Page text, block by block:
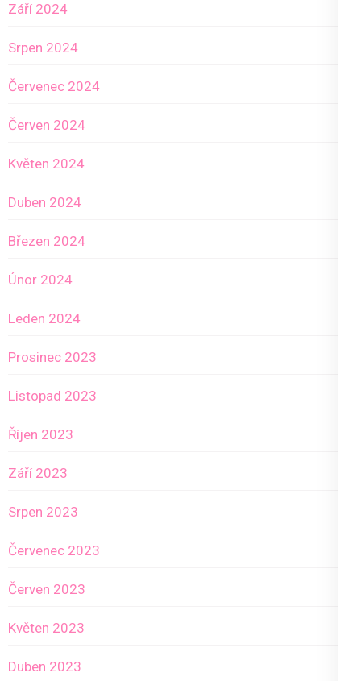
Září 2024
Srpen 2024
Červenec 2024
Červen 2024
Květen 2024
Duben 2024
Březen 2024
Únor 2024
Leden 2024
Prosinec 2023
Listopad 2023
Říjen 2023
Září 2023
Srpen 2023
Červenec 2023
Červen 2023
Květen 2023
Duben 2023